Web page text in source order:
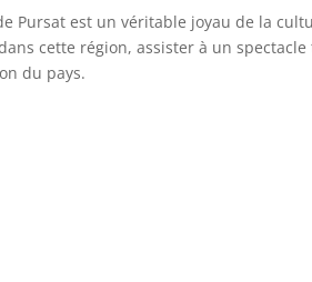
Pursat est un véritable joyau de la
cette région, assister à un
du pays.